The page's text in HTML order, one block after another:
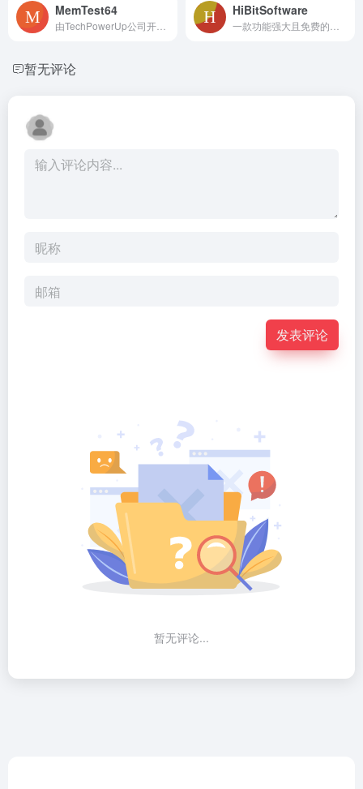
MemTest64 HiBitSoftware
暂无评论
发表评论
暂无评论...